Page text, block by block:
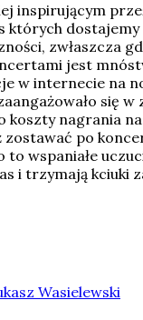
inspirującym
których
zwłaszcza
jest
w internecie na
się
koszty nagrania
zostawać po
to wspaniałe
i trzymają kciuki
Wasielewski